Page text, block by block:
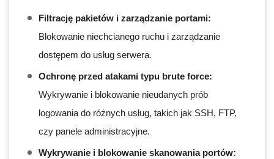
Filtrację pakietów i zarządzanie portami:
Blokowanie niechcianego ruchu i zarządzanie
dostępem do usług serwera.
Ochronę przed atakami typu brute force:
Wykrywanie i blokowanie nieudanych prób
logowania do różnych usług, takich jak SSH, FTP,
czy panele administracyjne.
Wykrywanie i blokowanie skanowania portów: